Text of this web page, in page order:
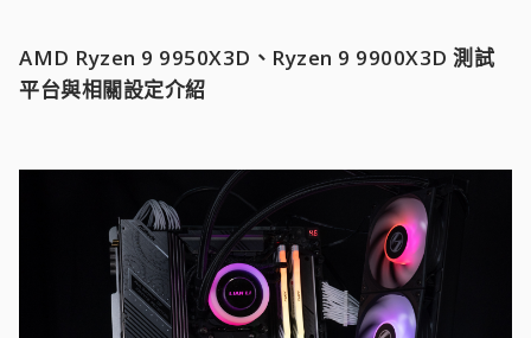
AMD Ryzen 9 9950X3D、Ryzen 9 9900X3D 測試
平台與相關設定介紹